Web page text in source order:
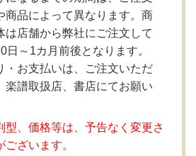
商品によって異なります。商
は店舗から弊社にご注文して
日～1カ月前後となります。
・お支払いは、ご注文いただ
楽譜取扱店、書店にてお願い
、価格等は、予告なく変更さ
ざいます。